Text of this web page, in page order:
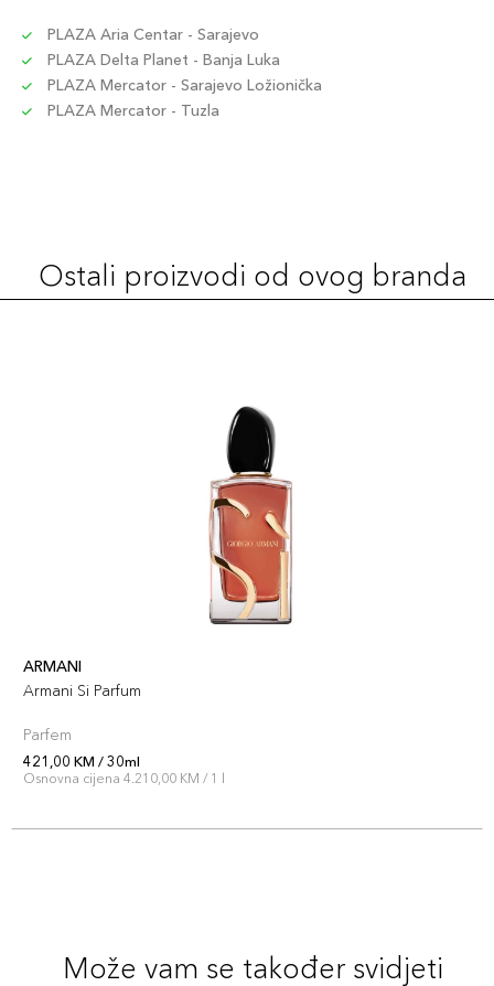
PLAZA Aria Centar - Sarajevo
PLAZA Delta Planet - Banja Luka
PLAZA Mercator - Sarajevo Ložionička
PLAZA Mercator - Tuzla
Ostali proizvodi od ovog branda
ARMANI
Armani Si Parfum
Parfem
421,00 KM / 30ml
Osnovna cijena 4.210,00 KM / 1 l
Može vam se također svidjeti